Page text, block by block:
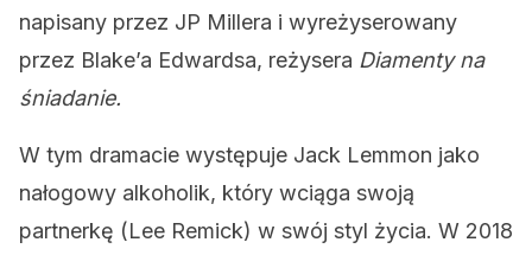
napisany przez JP Millera i wyreżyserowany
przez Blake’a Edwardsa, reżysera Diamenty na
śniadanie.
W tym dramacie występuje Jack Lemmon jako
nałogowy alkoholik, który wciąga swoją
partnerkę (Lee Remick) w swój styl życia. W 2018